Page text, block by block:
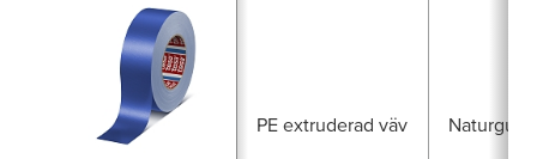
Sammanfogning,
Sandblästring och
Splitterfria
Säkerhetsapplikationer
t.ex. temporär lagning
av glasrutor
PE extruderad väv